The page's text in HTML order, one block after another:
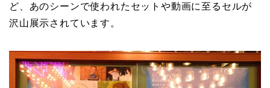
ど、あのシーンで使われたセットや動画に至るセルが
沢山展示されています。